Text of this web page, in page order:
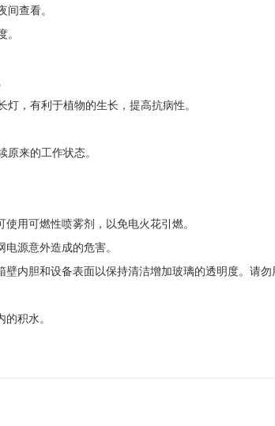
查看。
，有利于植物的生长，提高抗病性。
来的工作状态。
用可燃性喷雾剂，以免电火花引燃。
源意外造成的危害。
胆和设备表面以保持清洁增加玻璃的透明度。请勿
积水。